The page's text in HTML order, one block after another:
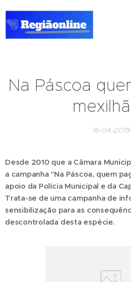
Na Páscoa
16-04-2019
Desde 2010 que a Câmara
a campanha "Na Páscoa, quem
apoio da Polícia Municipal e da
Trata-se de uma campanha de
sensibilização para as
descontrolada desta espécie.